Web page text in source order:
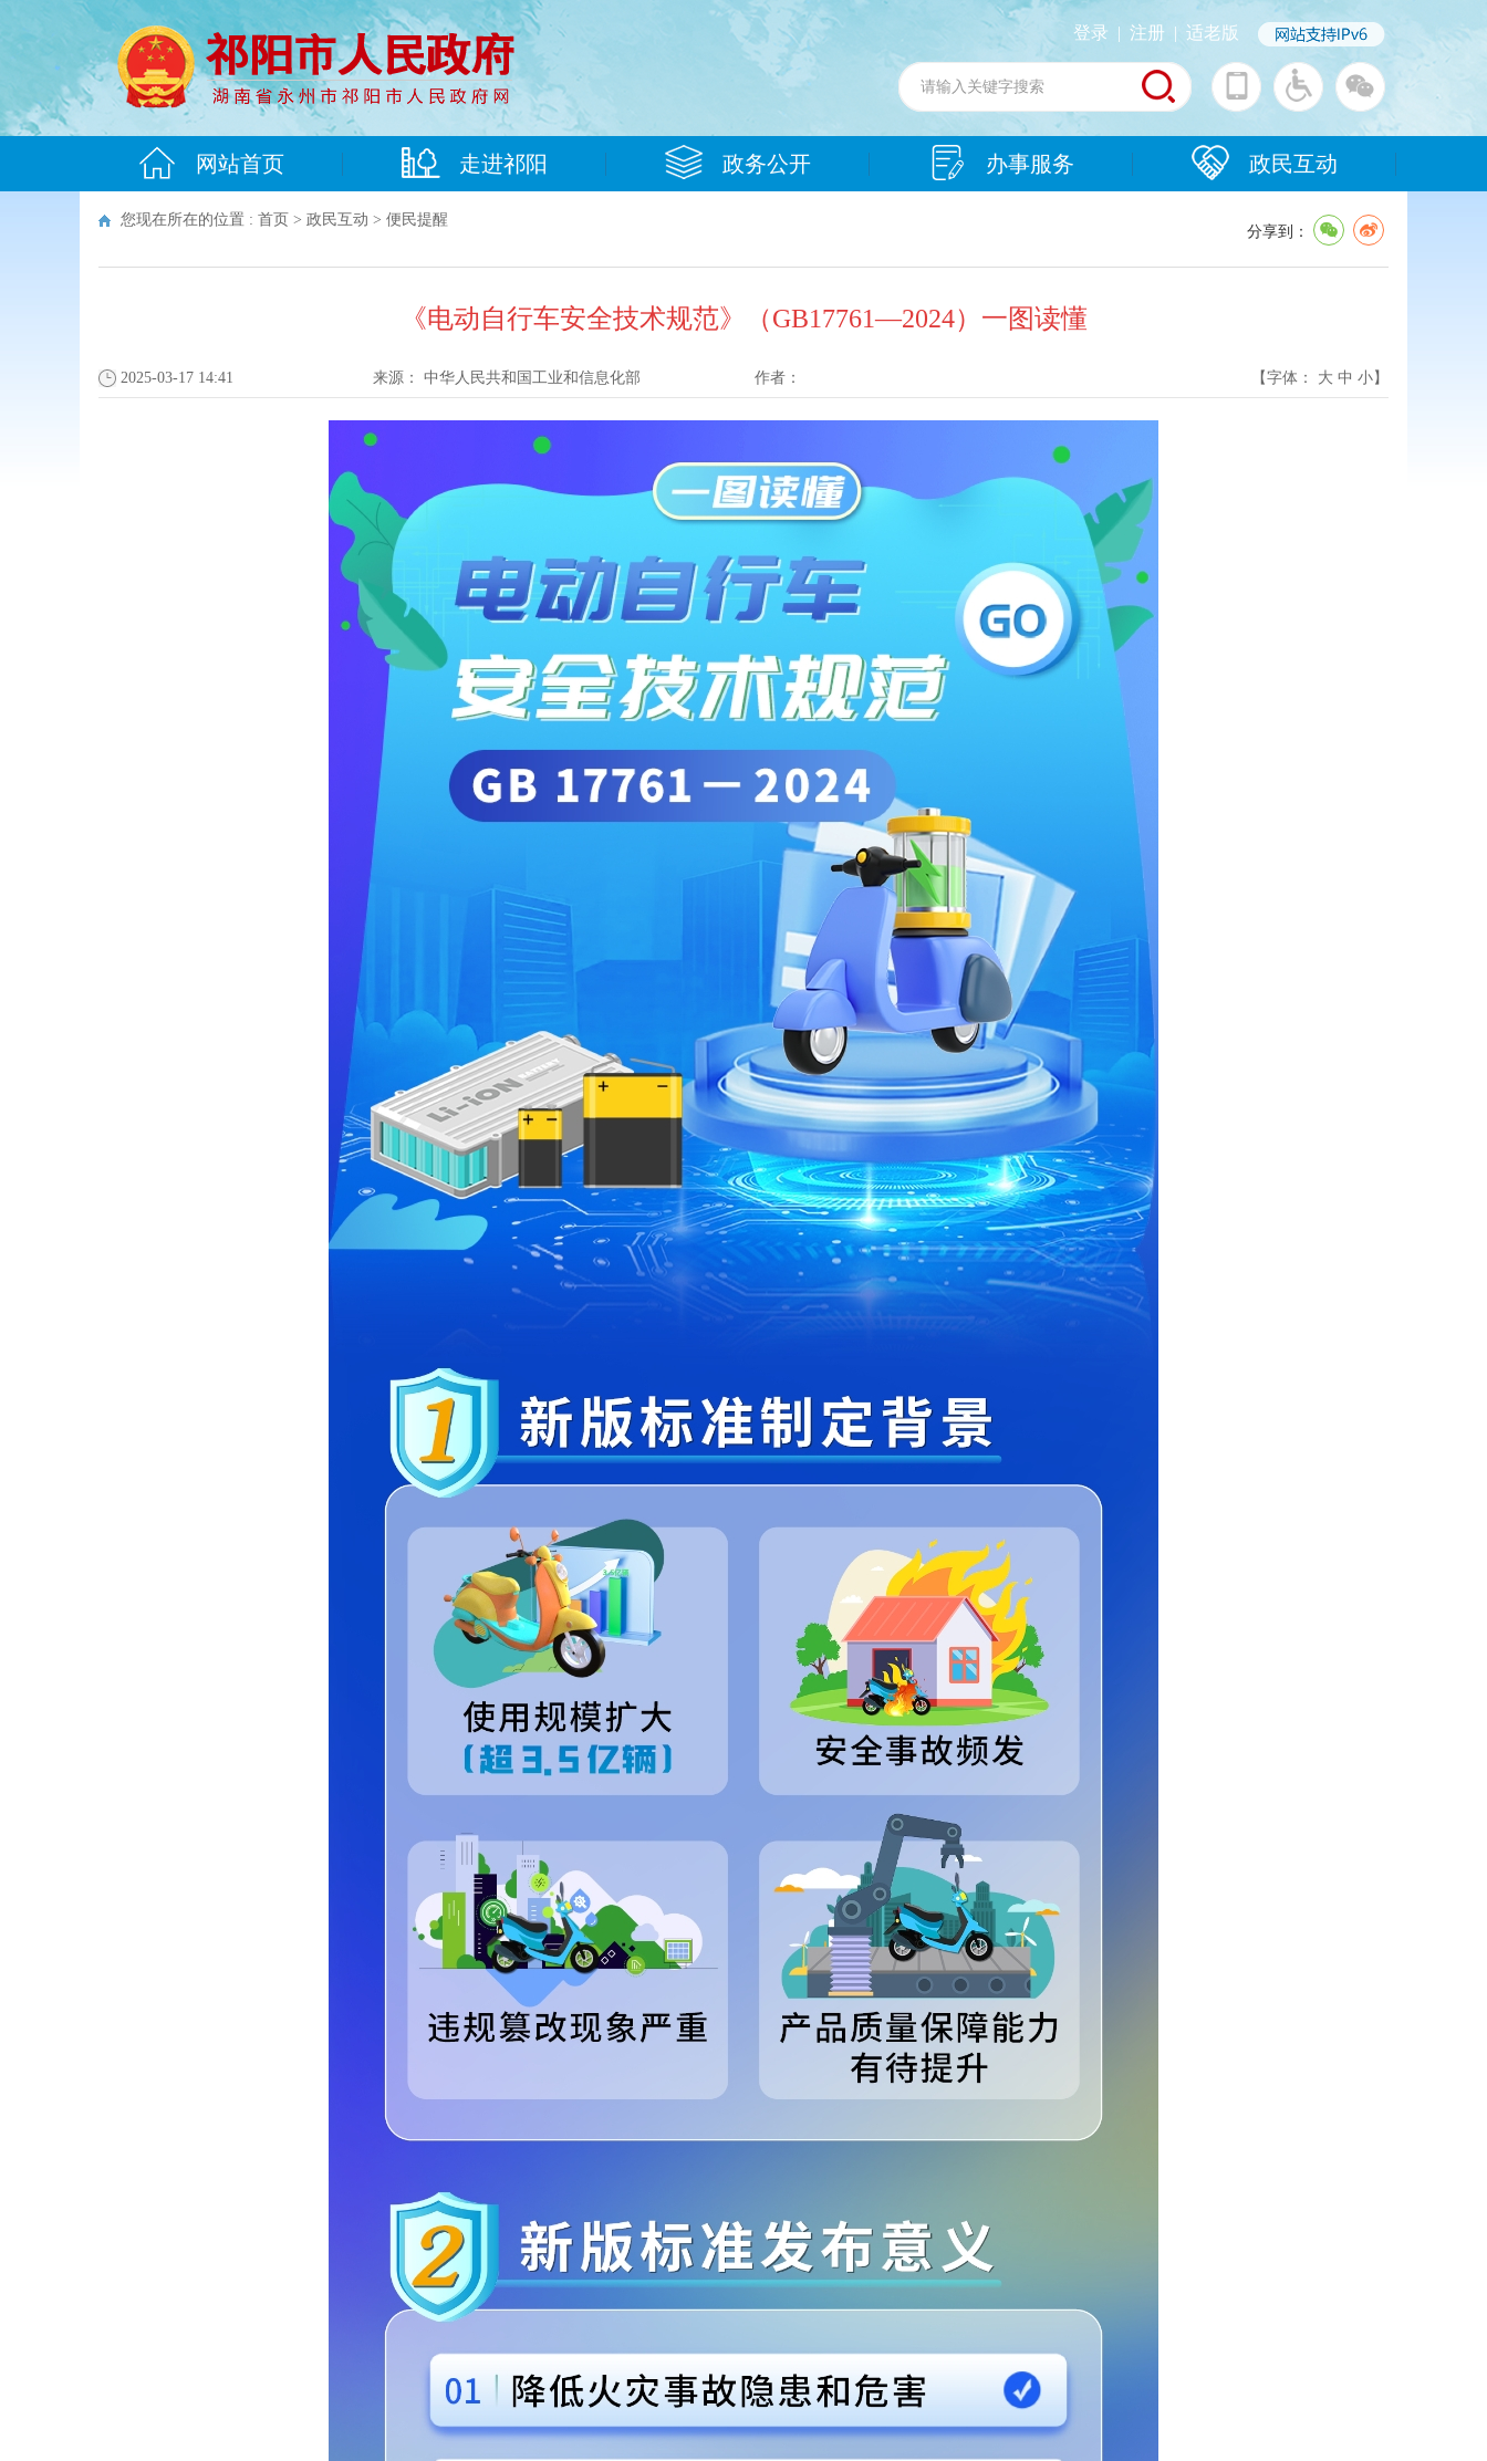
登录 | 注册 | 适老版
网站首页 走进祁阳 政务公开 办事服务 政民互动
您现在所在的位置 : 首页 > 政民互动 > 便民提醒
分享到：
《电动自行车安全技术规范》（GB17761—2024）一图读懂
2025-03-17 14:41 来源： 中华人民共和国工业和信息化部 作者： 【字体： 大 中 小】